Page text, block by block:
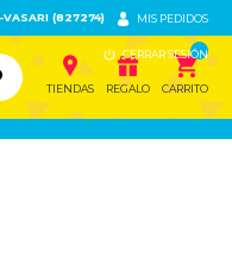
VASARI (827274)  MIS PEDIDOS
 CERRAR SESIÓN

TIENDAS

REGALO
ຐ
CARRITO